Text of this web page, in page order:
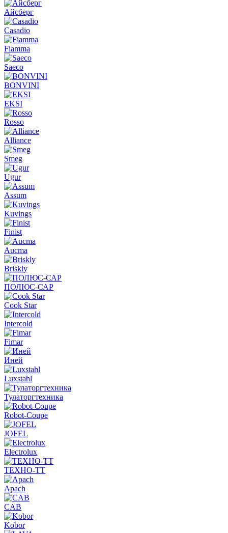
Айсберг
Casadio
Fiamma
Saeco
BONVINI
EKSI
Rosso
Alliance
Smeg
Ugur
Assum
Kuvings
Finist
Aucma
Briskly
ПОЛЮС-САР
Cook Star
Intercold
Fimar
Иней
Luxstahl
Тулаторгтехника
Robot-Coupe
JOFEL
Electrolux
ТЕХНО-ТТ
Apach
CAB
Kobor